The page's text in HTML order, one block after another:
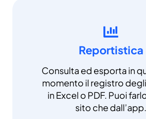
Reportistica
Consulta ed esporta in
momento il registro
in Excel o PDF. Puoi
sito che dall’app.